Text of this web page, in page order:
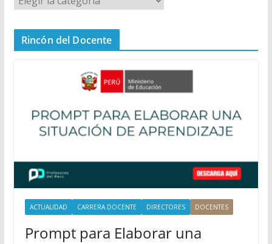
e
n
a
Rincón del Docente
ACTUALIDAD CARRERA DOCENTE DIRECTORES DOCENTES
Prompt para Elaborar una